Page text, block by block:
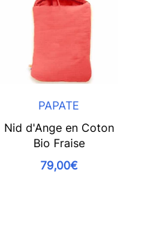
PAPATE
Nid d'Ange en Coton
Bio Fraise
79,00€